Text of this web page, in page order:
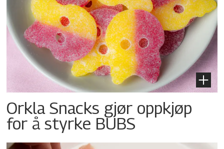
Orkla Snacks gjør oppkjøp
for å styrke BUBS